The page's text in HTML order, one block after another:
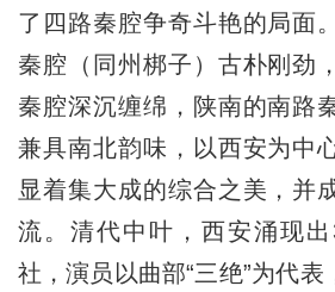
了四路秦腔争奇斗艳的局面
秦腔（同州梆子）古朴刚劲
秦腔深沉缠绵，陕南的南路
兼具南北韵味，以西安为中
显着集大成的综合之美，并
流。清代中叶，西安涌现
社，演员以曲部“三绝”为代